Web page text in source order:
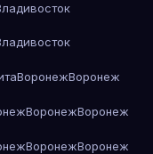
ВоронежВоронеж
ВоронежВоронеж
ВоронежВоронеж